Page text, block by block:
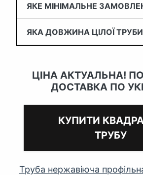
ЯКЕ МІНІМАЛЬНЕ
ЯКА ДОВЖИНА ЦІЛОЇ
ЦІНА АКТУАЛЬНА!
ДОСТАВКА ПО
КУПИТИ
ТРУБУ
Труба нержавіюча